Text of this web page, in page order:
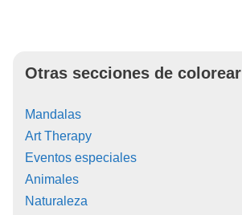
Otras secciones de colorear
Mandalas
Art Therapy
Eventos especiales
Animales
Naturaleza